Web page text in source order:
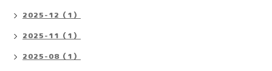
2025-12（1）
2025-11（1）
2025-08（1）